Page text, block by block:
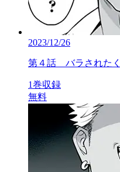
2023/12/26
第４話 バラされた
1巻収録
無料